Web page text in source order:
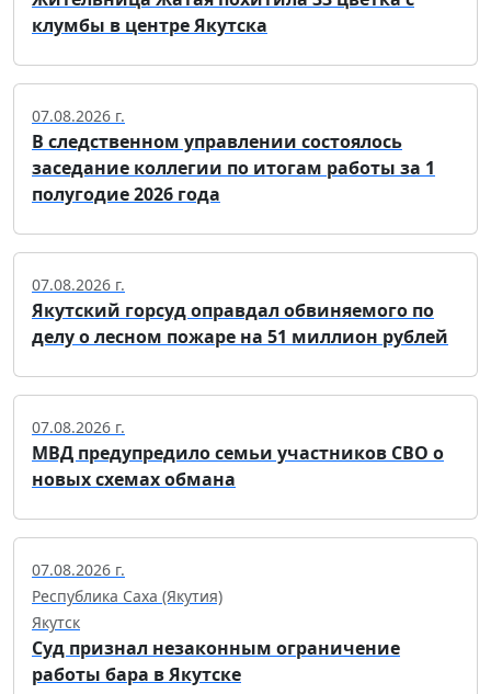
клумбы в центре Якутска
07.08.2026 г.
В следственном управлении состоялось
заседание коллегии по итогам работы за 1
полугодие 2026 года
07.08.2026 г.
Якутский горсуд оправдал обвиняемого по
делу о лесном пожаре на 51 миллион рублей
07.08.2026 г.
МВД предупредило семьи участников СВО о
новых схемах обмана
07.08.2026 г.
Республика Саха (Якутия)
Якутск
Суд признал незаконным ограничение
работы бара в Якутске